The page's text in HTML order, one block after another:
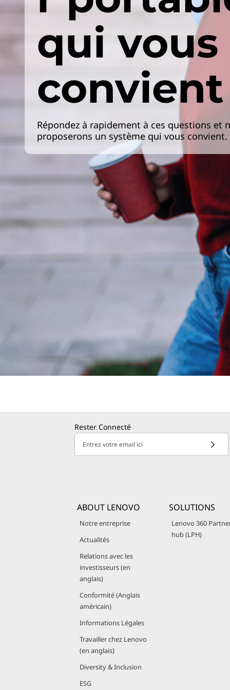
qui vous
convient
Répondez à rapidement à ces questions et
proposerons un système qui vous convient.
Rester Connecté
Entrez votre email ici
ABOUT LENOVO
Notre entreprise
Actualités
Relations avec les
investisseurs (en
anglais)
Conformité (Anglais
américain)
Informations Légales
Travailler chez Lenovo
(en anglais)
Diversity & Inclusion
ESG
SOLUTIONS
Lenovo 360
hub (LPH)